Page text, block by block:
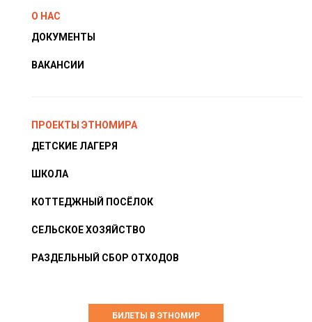
О НАС
ДОКУМЕНТЫ
ВАКАНСИИ
ПРОЕКТЫ ЭТНОМИРА
ДЕТСКИЕ ЛАГЕРЯ
ШКОЛА
КОТТЕДЖНЫЙ ПОСЁЛОК
СЕЛЬСКОЕ ХОЗЯЙСТВО
РАЗДЕЛЬНЫЙ СБОР ОТХОДОВ
БИЛЕТЫ В ЭТНОМИР